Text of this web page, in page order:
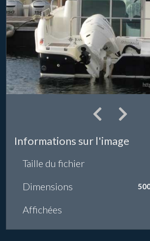
Informations sur l'image
Taille du fichier
Dimensions
Affichées